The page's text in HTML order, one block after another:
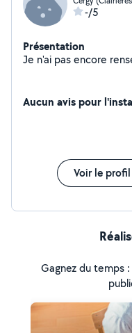
-/5
Présentation
Aucun avis pour
Voir le profil
Gagnez du temps